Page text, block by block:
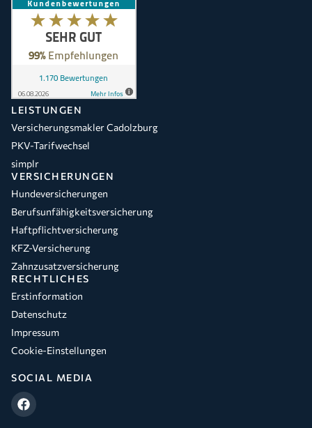
LEISTUNGEN
Versicherungsmakler Cadolzburg
PKV-Tarifwechsel
simplr
VERSICHERUNGEN
Hundeversicherungen
Berufsunfähigkeitsversicherung
Haftpflichtversicherung
KFZ-Versicherung
Zahnzusatzversicherung
RECHTLICHES
Erstinformation
Datenschutz
Impressum
Cookie-Einstellungen
SOCIAL MEDIA